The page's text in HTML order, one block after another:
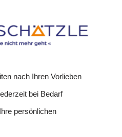
nach Ihren Vorlieben
bei Bedarf
persönlichen